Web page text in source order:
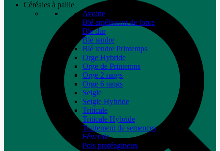
Céréales à paille
Avoine
Blé améliorant de force
Blé dur
Blé tendre
Blé tendre Printemps
Orge Hybride
Orge de Printemps
Orge 2 rangs
Orge 6 rangs
Seigle
Seigle Hybride
Triticale
Triticale Hybride
Traitement de semences
Féverole
Pois protéagineux